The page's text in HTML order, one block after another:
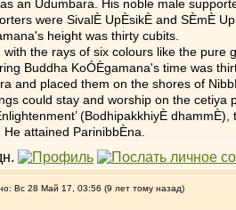
an Udumbara. His noble male
were SivalÈ UpÈsikÈ and SÈmÈ
height was thirty cubits.
with the rays of six colours like the pure
Buddha KoÓÈgamana's time was
and placed them on the shores of
could stay and worship on the cetiya
(BodhipakkhiyÈ
attained ParinibbÈna.
Вс 28 Май 17, 03:56 (9 лет тому назад)